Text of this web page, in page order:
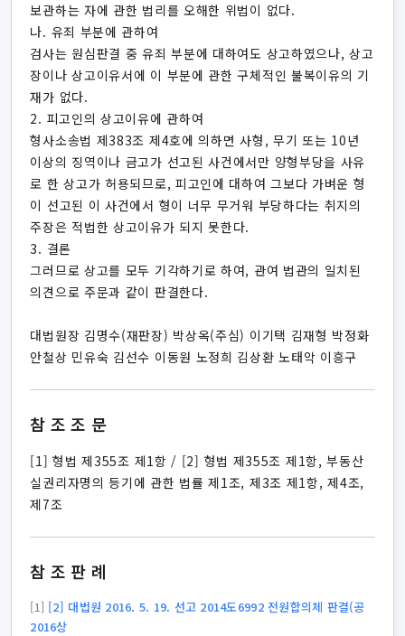
보관하는 자에 관한 법리를 오해한 위법이 없다.
나. 유죄 부분에 관하여
검사는 원심판결 중 유죄 부분에 대하여도 상고하였으나, 상고
장이나 상고이유서에 이 부분에 관한 구체적인 불복이유의 기
재가 없다.
2. 피고인의 상고이유에 관하여
형사소송법 제383조 제4호에 의하면 사형, 무기 또는 10년
이상의 징역이나 금고가 선고된 사건에서만 양형부당을 사유
로 한 상고가 허용되므로, 피고인에 대하여 그보다 가벼운 형
이 선고된 이 사건에서 형이 너무 무거워 부당하다는 취지의
주장은 적법한 상고이유가 되지 못한다.
3. 결론
그러므로 상고를 모두 기각하기로 하여, 관여 법관의 일치된
의견으로 주문과 같이 판결한다.
대법원장 김명수(재판장) 박상옥(주심) 이기택 김재형 박정화
안철상 민유숙 김선수 이동원 노정희 김상환 노태악 이흥구
참조조문
[1] 형법 제355조 제1항 / [2] 형법 제355조 제1항, 부동산
실권리자명의 등기에 관한 법률 제1조, 제3조 제1항, 제4조,
제7조
참조판례
[1] [2] 대법원 2016. 5. 19. 선고 2014도6992 전원합의체 판결(공
2016상